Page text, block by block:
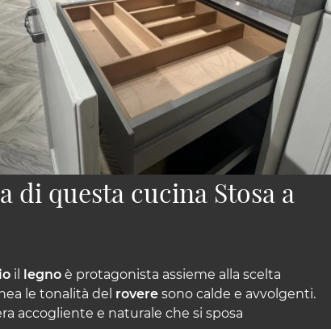
di questa cucina Stosa a
il legno è protagonista assieme alla scelta
le tonalità del rovere sono calde e avvolgenti.
accogliente e naturale che si sposa